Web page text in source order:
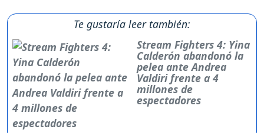
Te gustaría leer también:
Stream Fighters 4: Yina
Calderón abandonó la
pelea ante Andrea
Valdiri frente a 4
millones de
espectadores